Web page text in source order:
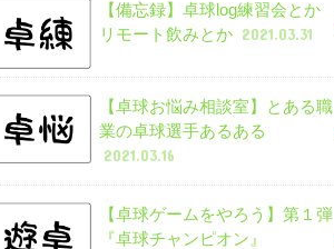
【備忘録】卓球log練習会とか
リモート飲みとか 2021.03.31
【卓球お悩み相談室】とある職
業の卓球選手あるある
2021.03.16
【卓球ゲームをやろう】第１弾
『卓球チャンピオン』